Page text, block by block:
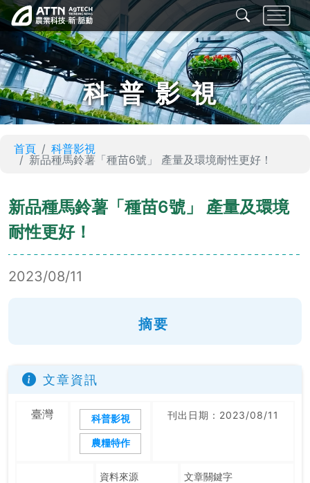
科普影視
首頁
科普影視
新品種馬鈴薯「種苗6號」 產量及環境耐性更好！
新品種馬鈴薯「種苗6號」 產量及環境
耐性更好！
2023/08/11
摘要
文章資訊
臺灣 科普影視
農糧特作
刊出日期：2023/08/11
資料來源
文章關鍵字